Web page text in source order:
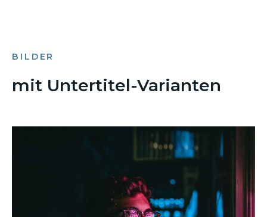
BILDER
mit Untertitel-Varianten